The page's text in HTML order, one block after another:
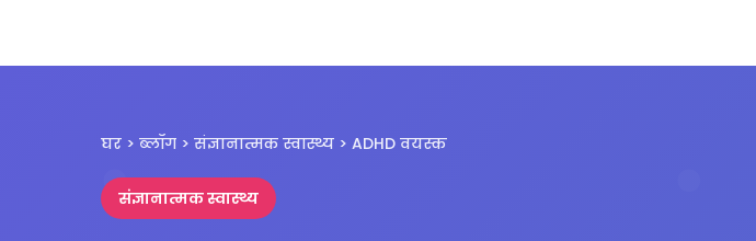
घर > ब्लॉग > संज्ञानात्मक स्वास्थ्य > ADHD वयस्क
संज्ञानात्मक स्वास्थ्य